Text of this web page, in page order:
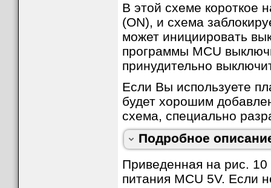
В этой схеме короткое
(ON), и схема
может инициировать
программы MCU
принудительно
Если Вы используете
будет хорошим
схема, специально
Подробное
Приведенная на рис.
питания MCU 5V. Если
Добавление резистора 100 кОм и
которого напряжение на выходе плавно
для фильтрующих конденсаторов на выходе
значения порядка 2V на миллисекунду. Для
Когда ключ полностью откроется, больше
питания.
Понять работу схемы рис. 13 поможет